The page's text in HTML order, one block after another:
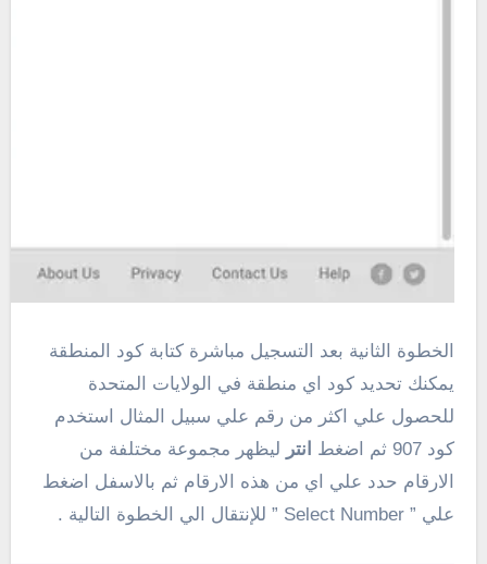
الخطوة الثانية بعد التسجيل مباشرة كتابة كود المنطقة
يمكنك تحديد كود اي منطقة في الولايات المتحدة
للحصول علي اكثر من رقم علي سبيل المثال استخدم
كود 907 ثم اضغط
انتر ليظهر مجموعة مختلفة من
الارقام حدد علي اي من هذه الارقام ثم بالاسفل اضغط
علي ” Select Number ” للإنتقال الي الخطوة التالية .